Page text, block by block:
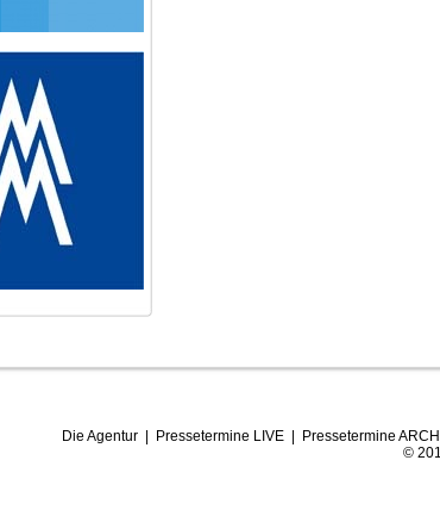
Die Agentur| Pressetermine LIVE| Pressetermine
©